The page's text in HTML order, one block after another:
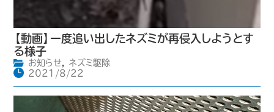
【動画】一度追い出したネズミが再侵入しようとす
る様子
お知らせ,
ネズミ駆除
2021/8/22